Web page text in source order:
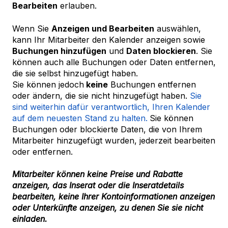
Bearbeiten erlauben.
Wenn Sie Anzeigen und Bearbeiten auswählen,
kann Ihr Mitarbeiter den Kalender anzeigen sowie
Buchungen hinzufügen und Daten blockieren. Sie
können auch alle Buchungen oder Daten entfernen,
die sie selbst hinzugefügt haben.
Sie können jedoch keine Buchungen entfernen
oder ändern, die sie nicht hinzugefügt haben. Sie
sind weiterhin dafür verantwortlich, Ihren Kalender
auf dem neuesten Stand zu halten. Sie können
Buchungen oder blockierte Daten, die von Ihrem
Mitarbeiter hinzugefügt wurden, jederzeit bearbeiten
oder entfernen.
Mitarbeiter können keine Preise und Rabatte
anzeigen, das Inserat oder die Inseratdetails
bearbeiten, keine Ihrer Kontoinformationen anzeigen
oder Unterkünfte anzeigen, zu denen Sie sie nicht
einladen.